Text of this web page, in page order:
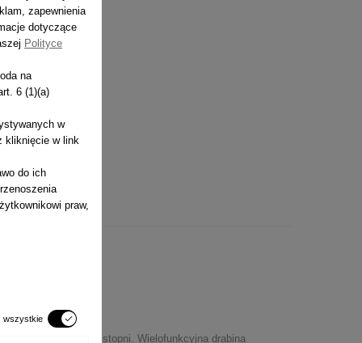
szczebli lub stopni. Wielofunkcyjna drabina
zapewnienia
dotyczące
Polityce
na
6 (1)(a)
w
kliknięcie w link
do ich
praw,
wszystkie